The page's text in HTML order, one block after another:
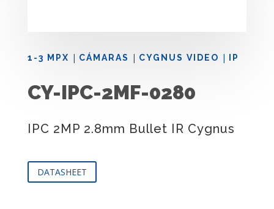
1-3 MPX | CÁMARAS | CYGNUS VIDEO | IP
CY-IPC-2MF-0280
IPC 2MP 2.8mm Bullet IR Cygnus
DATASHEET